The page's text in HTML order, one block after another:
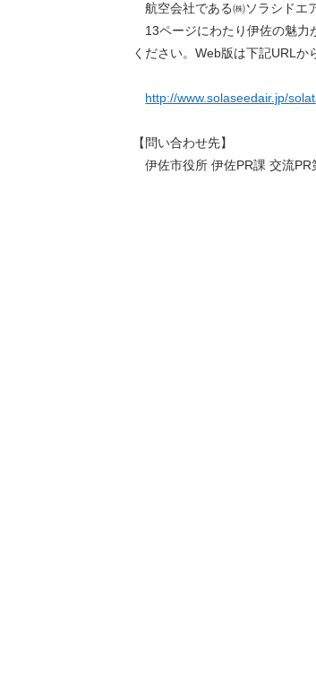
航空会社である㈱ソラシドエ
13ページにわたり伊佐の魅力
ください。Web版は下記URLか
http://www.solaseedair.jp/
【問い合わせ先】
伊佐市役所 伊佐PR課 交流